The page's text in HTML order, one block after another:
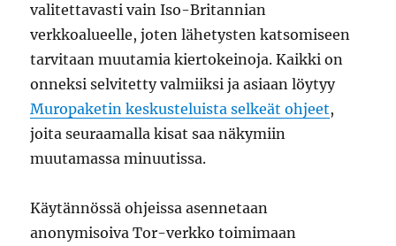
valitettavasti vain Iso-Britannian
verkkoalueelle, joten lähetysten katsomiseen
tarvitaan muutamia kiertokeinoja. Kaikki on
onneksi selvitetty valmiiksi ja asiaan löytyy
Muropaketin keskusteluista selkeät ohjeet,
joita seuraamalla kisat saa näkymiin
muutamassa minuutissa.
Käytännössä ohjeissa asennetaan
anonymisoiva Tor-verkko toimimaan